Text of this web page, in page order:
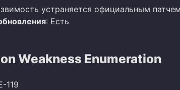
устраняется официальным
: Есть
Weakness Enumeration
119